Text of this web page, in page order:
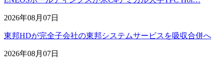
2026年08月07日
東邦HDが完全子会社の東邦システムサービスを吸収合併へ
2026年08月07日